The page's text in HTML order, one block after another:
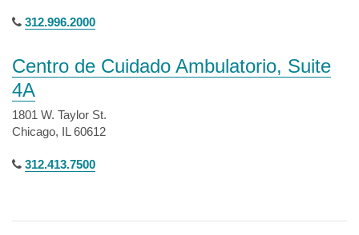
312.996.2000
Centro de Cuidado Ambulatorio, Suite
4A
1801 W. Taylor St.
Chicago, IL 60612
312.413.7500